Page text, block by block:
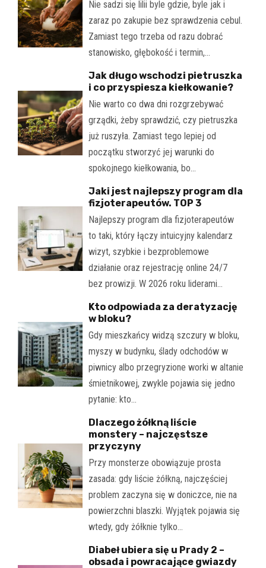
Nie sadzi się lilii byle gdzie, byle jak i
zaraz po zakupie bez sprawdzenia cebul.
Zamiast tego trzeba od razu dobrać
stanowisko, głębokość i termin,…
Jak długo wschodzi pietruszka
i co przyspiesza kiełkowanie?
Nie warto co dwa dni rozgrzebywać
grządki, żeby sprawdzić, czy pietruszka
już ruszyła. Zamiast tego lepiej od
początku stworzyć jej warunki do
spokojnego kiełkowania, bo…
Jaki jest najlepszy program dla
fizjoterapeutów. TOP 3
Najlepszy program dla fizjoterapeutów
to taki, który łączy intuicyjny kalendarz
wizyt, szybkie i bezproblemowe
działanie oraz rejestrację online 24/7
bez prowizji. W 2026 roku liderami…
Kto odpowiada za deratyzację
w bloku?
Gdy mieszkańcy widzą szczury w bloku,
myszy w budynku, ślady odchodów w
piwnicy albo przegryzione worki w altanie
śmietnikowej, zwykle pojawia się jedno
pytanie: kto…
Dlaczego żółkną liście
monstery – najczęstsze
przyczyny
Przy monsterze obowiązuje prosta
zasada: gdy liście żółkną, najczęściej
problem zaczyna się w doniczce, nie na
powierzchni blaszki. Wyjątek pojawia się
wtedy, gdy żółknie tylko…
Diabeł ubiera się u Prady 2 –
obsada i powracające gwiazdy